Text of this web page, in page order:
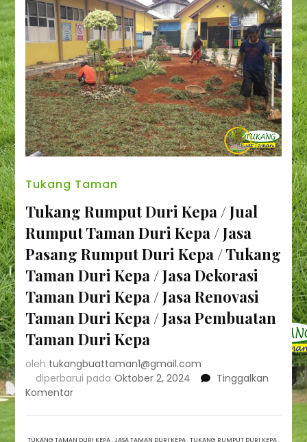
Tukang Taman
Tukang Rumput Duri Kepa / Jual
Rumput Taman Duri Kepa / Jasa
Pasang Rumput Duri Kepa / Tukang
Taman Duri Kepa / Jasa Dekorasi
Taman Duri Kepa / Jasa Renovasi
Taman Duri Kepa / Jasa Pembuatan
Taman Duri Kepa
oleh tukangbuattaman1@gmail.com
diperbarui pada Oktober 2, 2024
Tinggalkan
Komentarpada
Duri
TUKANG TAMAN DURI KEPA . JASA TAMAN DURI KEPA . TUKANG RUMPUT DURI KEPA .